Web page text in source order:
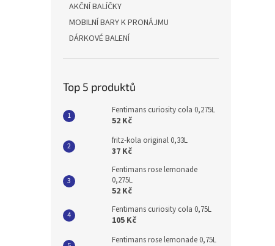
AKČNÍ BALÍČKY
MOBILNÍ BARY K PRONÁJMU
DÁRKOVÉ BALENÍ
Top 5 produktů
Fentimans curiosity cola 0,275L
52 Kč
fritz-kola original 0,33L
37 Kč
Fentimans rose lemonade
0,275L
52 Kč
Fentimans curiosity cola 0,75L
105 Kč
Fentimans rose lemonade 0,75L